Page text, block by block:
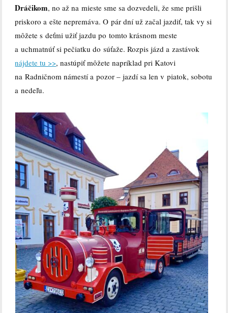
Dráčikom, no až na mieste sme sa dozvedeli, že sme prišli
priskoro a ešte nepremáva. O pár dní už začal jazdiť, tak vy si
môžete s deťmi užiť jazdu po tomto krásnom meste
a uchmatnúť si pečiatku do súťaže. Rozpis jázd a zastávok
nájdete tu >>, nastúpiť môžete napríklad pri Katovi
na Radničnom námestí a pozor – jazdí sa len v piatok, sobotu
a nedeľu.